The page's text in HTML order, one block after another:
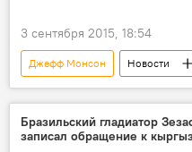
3 сентября 2015, 18:54
Джефф Монсон Новости
Общество
Федор
MMA
JFC
чемпионат
Чемпионат
Бразильский гладиатор
записал обращение к